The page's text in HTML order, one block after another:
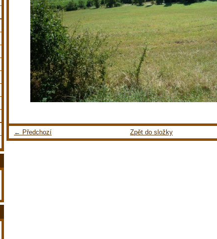
← Předchozí Zpět do složky